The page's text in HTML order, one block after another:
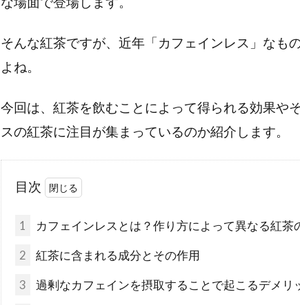
そんな紅茶ですが、近年「カフェインレス」なも
よね。
今回は、紅茶を飲むことによって得られる効果や
スの紅茶に注目が集まっているのか紹介します。
目次
1 カフェインレスとは？作り方によって異なる紅茶
2 紅茶に含まれる成分とその作用
3 過剰なカフェインを摂取することで起こるデメリ